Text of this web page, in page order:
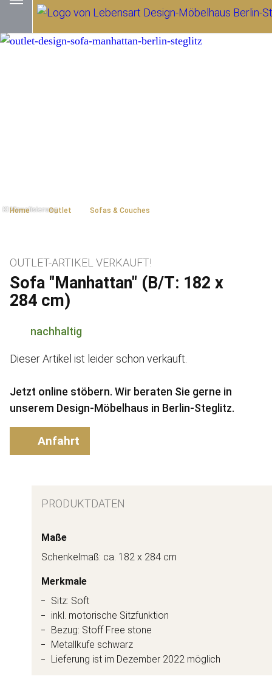
Home Outlet Sofas & Couches
Sofa "Manhattan" (B/T: 182 x
284 cm)
OUTLET-ARTIKEL VERKAUFT!
nachhaltig
Dieser Artikel ist leider schon verkauft.
Jetzt online stöbern. Wir beraten Sie gerne in
unserem Design-Möbelhaus in Berlin-Steglitz.
Anfahrt
PRODUKTDATEN
Maße
Schenkelmaß: ca. 182 x 284 cm
Merkmale
Sitz: Soft
inkl. motorische Sitzfunktion
Bezug: Stoff Free stone
Metallkufe schwarz
Lieferung ist im Dezember 2022 möglich